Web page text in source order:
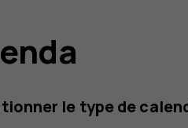
le type de